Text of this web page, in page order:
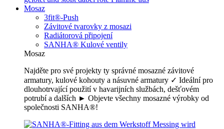
Mosaz
3fit®-Push
Závitové tvarovky z mosazi
Radiátorová připojení
SANHA® Kulové ventily
Mosaz
Najděte pro své projekty ty správné mosazné závitové
armatury, kulové kohouty a násuvné armatury ✓ Ideální pro
dlouhotrvající použití v havarijních službách, dešťovém
potrubí a dalších ► Objevte všechny mosazné výrobky od
společnosti SANHA®!